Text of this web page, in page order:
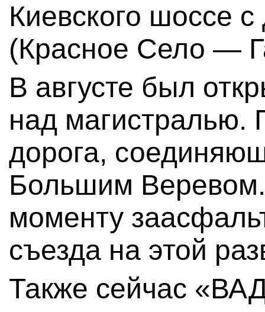
Киевского шоссе
(Красное Село —
В августе был
над
дорога,
Большим
моменту
съезда на этой
Также сейчас